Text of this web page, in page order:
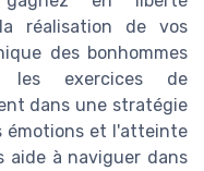
réalisation de vos
des bonhommes
les exercices de
dans une stratégie
émotions et l'atteinte
aide à naviguer dans